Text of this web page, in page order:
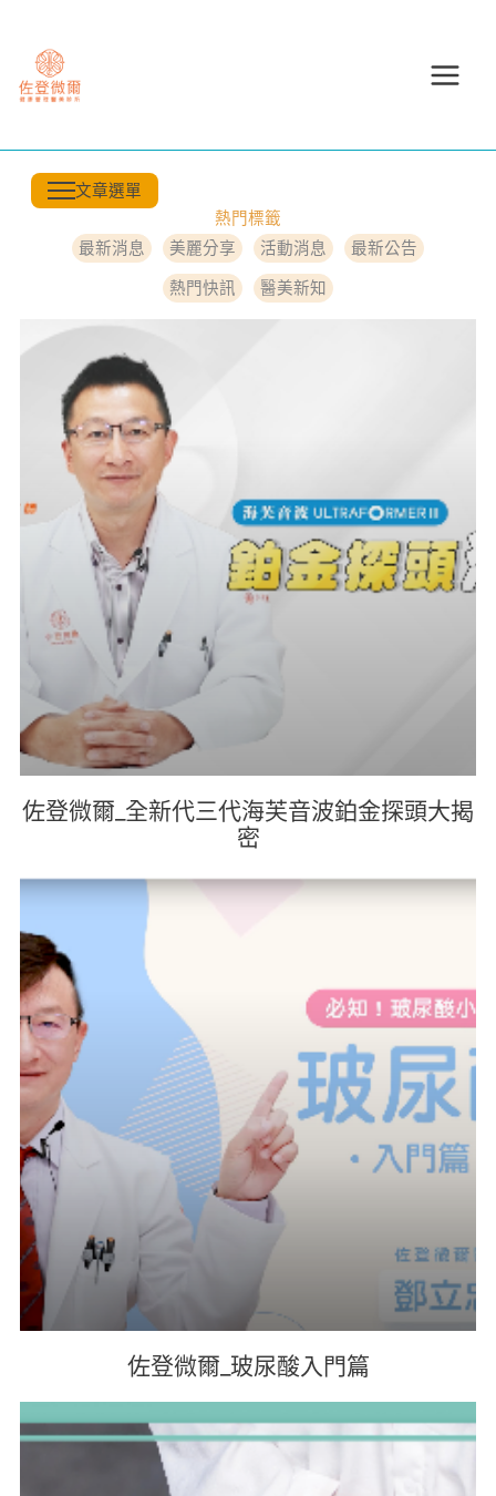
容
文章選單
熱門標籤
最新消息
美麗分享 活動消息
最新公告
熱門快訊
醫美新知
佐登微爾_全新代三代海芙音波鉑金探頭大揭
密
佐登微爾_玻尿酸入門篇